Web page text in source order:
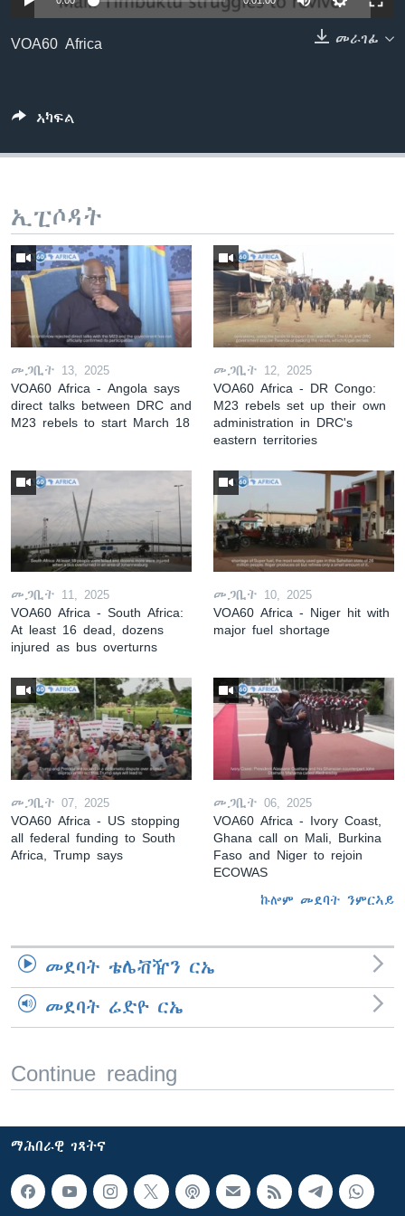
ቂሔ ጽልሚ
ቋንቋታት መራገፊ
VOA60 Africa
ኣካፍል
ኢፒሶዳት
መጋቢት 13, 2025
VOA60 Africa - Angola says
direct talks between DRC and
M23 rebels to start March 18
መጋቢት 12, 2025
VOA60 Africa - DR Congo:
M23 rebels set up their own
administration in DRC's
eastern territories
መጋቢት 11, 2025
VOA60 Africa - South Africa:
At least 16 dead, dozens
injured as bus overturns
መጋቢት 10, 2025
VOA60 Africa - Niger hit with
major fuel shortage
መጋቢት 07, 2025
VOA60 Africa - US stopping
all federal funding to South
Africa, Trump says
መጋቢት 06, 2025
VOA60 Africa - Ivory Coast,
Ghana call on Mali, Burkina
Faso and Niger to rejoin
ECOWAS
ኩሎም መደባት ንምርኣይ
መደባት ቴሌቭዥን ርኤ
መደባት ሬድዮ ርኤ
Continue reading
ማሕበራዊ ገጻትና